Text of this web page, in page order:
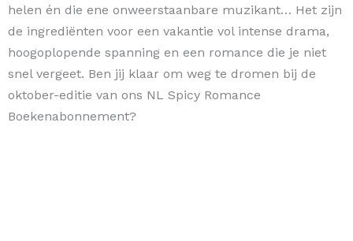
helen én die ene onweerstaanbare muzikant… Het zijn
de ingrediënten voor een vakantie vol intense drama,
hoogoplopende spanning en een romance die je niet
snel vergeet. Ben jij klaar om weg te dromen bij de
oktober-editie van ons NL Spicy Romance
Boekenabonnement?